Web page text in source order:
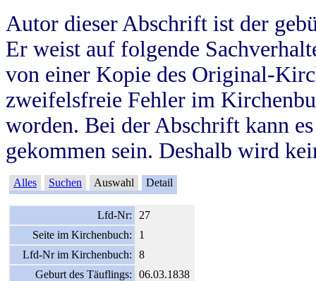
Autor dieser Abschrift ist der
Er weist auf folgende
von einer Kopie des Original-
zweifelsfreie Fehler im
worden. Bei der Abschrift kann
gekommen sein. Deshalb wird
Alles Suchen Auswahl Detail
Lfd-Nr:
27
Seite im Kirchenbuch:
1
Lfd-Nr im Kirchenbuch:
8
Geburt des Täuflings:
06.03.1838